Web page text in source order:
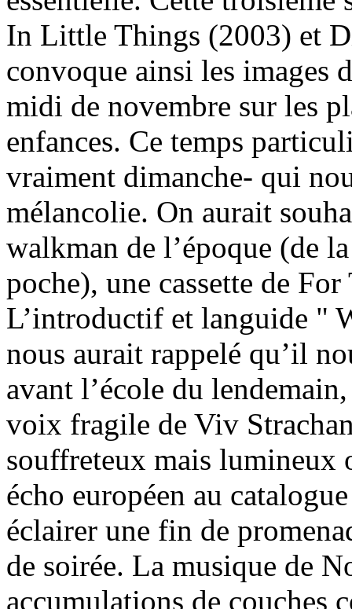
In Little Things (2003) et
convoque ainsi les images
midi de novembre sur les
enfances. Ce temps
vraiment dimanche- qui
mélancolie. On aurait
walkman de l’époque (de
poche), une cassette de
L’introductif et languide "
nous aurait rappelé qu’il
avant l’école du
voix fragile de Viv
souffreteux mais lumineux
écho européen au
éclairer une fin de
de soirée. La musique de
accumulations de couches